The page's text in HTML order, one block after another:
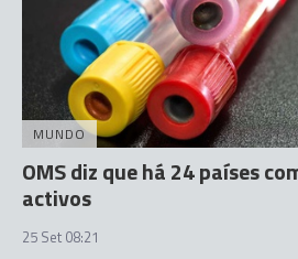
MUNDO
OMS diz que há 24 países
activos
25 Set 08:21